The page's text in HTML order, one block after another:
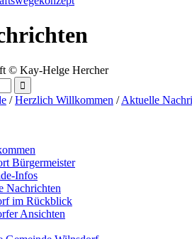
© Kay-Helge Hercher
/Herzlich Willkommen /Aktuelle
Bürgermeister
Infos
Nachrichten
im Rückblick
Ansichten